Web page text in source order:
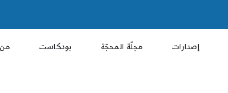
إصدارات مجلّة المحجّة بودكاست